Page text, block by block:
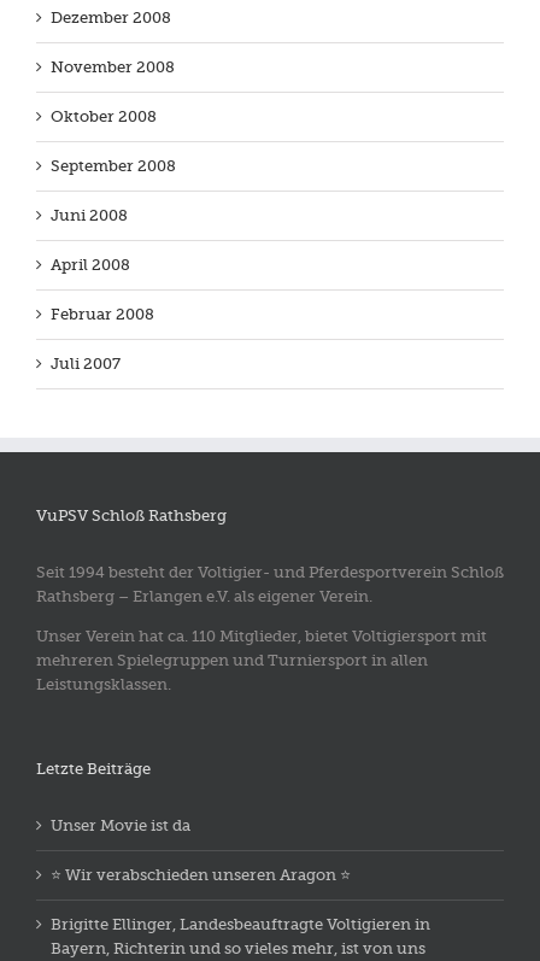
Dezember 2008
November 2008
Oktober 2008
September 2008
Juni 2008
April 2008
Februar 2008
Juli 2007
VuPSV Schloß Rathsberg
Seit 1994 besteht der Voltigier- und Pferdesportverein Schloß
Rathsberg – Erlangen e.V. als eigener Verein.
Unser Verein hat ca. 110 Mitglieder, bietet Voltigiersport mit
mehreren Spielegruppen und Turniersport in allen
Leistungsklassen.
Letzte Beiträge
Unser Movie ist da
⭐️ Wir verabschieden unseren Aragon ⭐️
Brigitte Ellinger, Landesbeauftragte Voltigieren in
Bayern, Richterin und so vieles mehr, ist von uns